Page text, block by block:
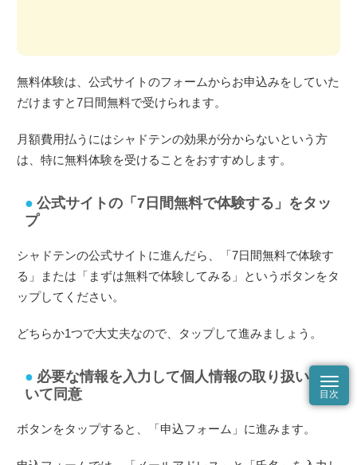
無料体験は、公式サイトのフォームからお申込みをしていた
だけますと7日間無料で受けられます。
月額費用払うにはシャドテンの効果が分からないという方
は、特に無料体験を受けることをおすすめします。
公式サイトの「7日間無料で体験する」をタッ
プ
シャドテンの公式サイトに進んだら、「7日間無料で体験す
る」または「まずは無料で体験してみる」というボタンをタ
ップしてください。
どちらか1つで大丈夫なので、タップして進みましょう。
必要な情報を入力して個人情報の取り扱いにつ
いて同意
ボタンをタップすると、「申込フォーム」に進みます。